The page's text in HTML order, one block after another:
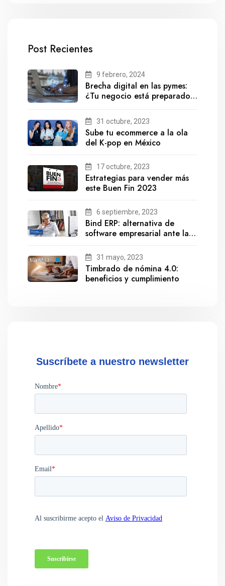
Post Recientes
9 febrero, 2024
Brecha digital en las pymes:
¿Tu negocio está preparado
31 octubre, 2023
Sube tu ecommerce a la ola
del K-pop en México
17 octubre, 2023
Estrategias para vender más
este Buen Fin 2023
6 septiembre, 2023
Bind ERP: alternativa de
software empresarial ante la
31 mayo, 2023
Timbrado de nómina 4.0:
beneficios y cumplimiento
Suscríbete a nuestro newsletter